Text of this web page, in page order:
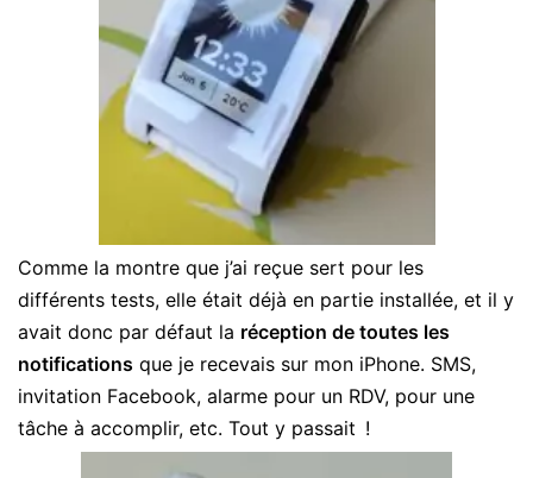
Comme la montre que j’ai reçue sert pour les
différents tests, elle était déjà en partie installée, et il y
avait donc par défaut la réception de toutes les
notifications que je recevais sur mon iPhone. SMS,
invitation Facebook, alarme pour un RDV, pour une
tâche à accomplir, etc. Tout y passait !